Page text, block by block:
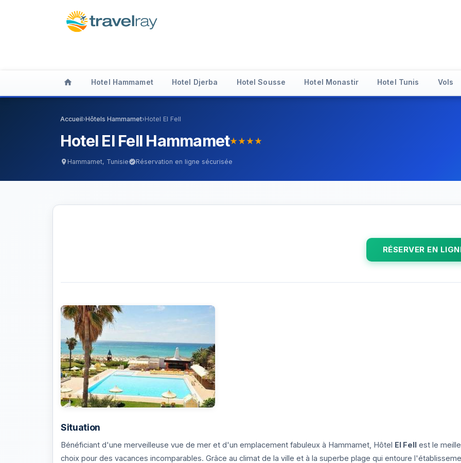
home Hotel Hammamet Hotel Djerba Hotel Sousse Hotel Monastir Hotel Tunis Vols
Accueil›Hôtels Hammamet›Hotel El Fell
Hotel El Fell Hammametstar_ratestar_ratestar_ratestar_rate
location_on Hammamet, TunisieverifiedRéservation en ligne sécurisée
RÉSERVER EN
Situation
Bénéficiant d'une merveilleuse vue de mer et d'un emplacement fabuleux à Hammamet, Hôtel El Fell est le
choix pour des vacances incomparables. Grâce au climat de la ville et à la superbe plage qui entoure